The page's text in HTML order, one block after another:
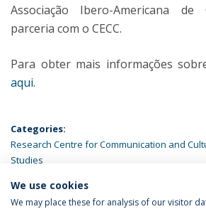
Associação Ibero-Americana de
parceria com o CECC.
Para obter mais informações
aqui.
Categories:
Research Centre for Communication and
Studies
LATEST NEWS
We use cookies
We may place these for analysis of our visitor